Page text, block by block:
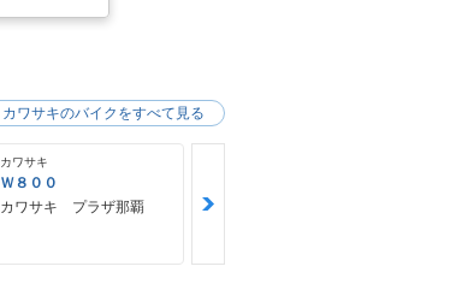
カワサキ
Ｗ８００
カワサキ プラザ那覇
カワサキのバイクをすべて見る